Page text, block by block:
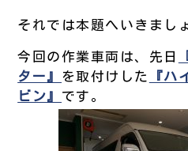
それでは本題へいきまし
今回の作業車両は、先日
ター』 を取付けした 『
ビン』 です。